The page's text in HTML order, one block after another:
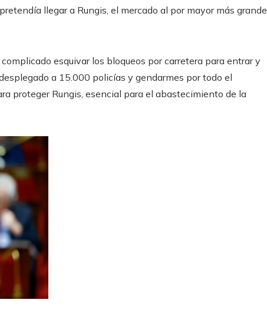
llegar a Rungis, el mercado al por mayor más grande
esquivar los bloqueos por carretera para entrar y
a 15.000 policías y gendarmes por todo el
proteger Rungis, esencial para el abastecimiento de la